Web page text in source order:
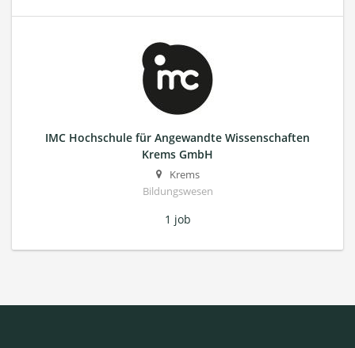
IMC Hochschule für Angewandte Wissenschaften
Krems GmbH
Krems
Bildungswesen
1 job